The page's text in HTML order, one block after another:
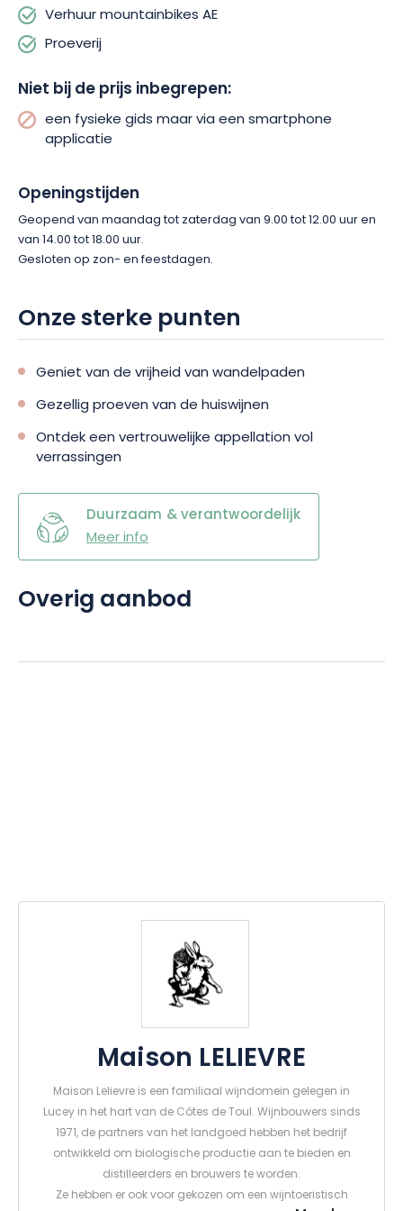
Verhuur mountainbikes AE
Proeverij
Niet bij de prijs inbegrepen:
een fysieke gids maar via een smartphone
applicatie
Openingstijden
Geopend van maandag tot zaterdag van 9.00 tot 12.00 uur en
van 14.00 tot 18.00 uur.
Gesloten op zon- en feestdagen.
Onze sterke punten
Geniet van de vrijheid van wandelpaden
Gezellig proeven van de huiswijnen
Ontdek een vertrouwelijke appellation vol
verrassingen
Duurzaam & verantwoordelijk
Meer info
Overig aanbod
Maison LELIEVRE
Maison Lelievre is een familiaal wijndomein gelegen in
Lucey in het hart van de Côtes de Toul. Wijnbouwers sinds
1971, de partners van het landgoed hebben het bedrijf
ontwikkeld om biologische productie aan te bieden en
distilleerders en brouwers te worden.
Ze hebben er ook voor gekozen om een wijntoeristisch